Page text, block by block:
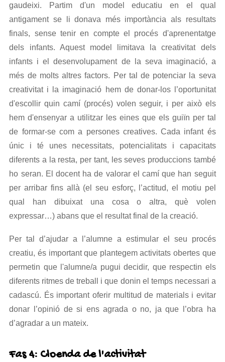
gaudeixi. Partim d'un model educatiu en el qual
antigament se li donava més importància als resultats
finals, sense tenir en compte el procés d'aprenentatge
dels infants. Aquest model limitava la creativitat dels
infants i el desenvolupament de la seva imaginació, a
més de molts altres factors. Per tal de potenciar la seva
creativitat i la imaginació hem de donar-los l’oportunitat
d'escollir quin camí (procés) volen seguir, i per això els
hem d'ensenyar a utilitzar les eines que els guiïn per tal
de formar-se com a persones creatives. Cada infant és
únic i té unes necessitats, potencialitats i capacitats
diferents a la resta, per tant, les seves produccions també
ho seran. El docent ha de valorar el camí que han seguit
per arribar fins allà (el seu esforç, l’actitud, el motiu pel
qual han dibuixat una cosa o altra, què volen
expressar…) abans que el resultat final de la creació.
Per tal d’ajudar a l’alumne a estimular el seu procés
creatiu, és important que plantegem activitats obertes que
permetin que l'alumne/a pugui decidir, que respectin els
diferents ritmes de treball i que donin el temps necessari a
cadascú. És important oferir multitud de materials i evitar
donar l’opinió de si ens agrada o no, ja que l’obra ha
d’agradar a un mateix.
Fas 4: Cloenda de l'activitat